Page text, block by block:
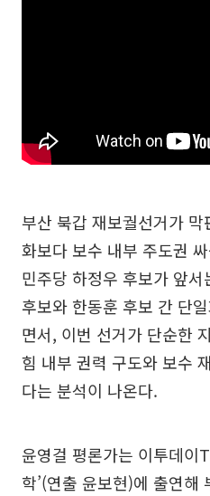
부산 북갑 재보궐선거가
화보다 보수 내부 주도권
민주당 하정우 후보가 앞
후보와 한동훈 후보 간 단
면서, 이번 선거가 단순한
힘 내부 권력 구도와 보수
다는 분석이 나온다.
윤영걸 평론가는 이투데이
학’(연출 윤보현)에 출연해